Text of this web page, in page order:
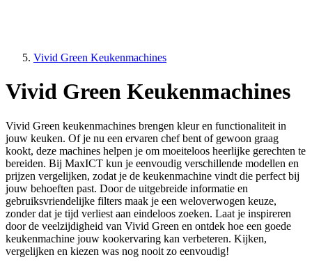
Vivid Green Keukenmachines
Vivid Green Keukenmachines
Vivid Green keukenmachines brengen kleur en functionaliteit in
jouw keuken. Of je nu een ervaren chef bent of gewoon graag
kookt, deze machines helpen je om moeiteloos heerlijke gerechten te
bereiden. Bij MaxICT kun je eenvoudig verschillende modellen en
prijzen vergelijken, zodat je de keukenmachine vindt die perfect bij
jouw behoeften past. Door de uitgebreide informatie en
gebruiksvriendelijke filters maak je een weloverwogen keuze,
zonder dat je tijd verliest aan eindeloos zoeken. Laat je inspireren
door de veelzijdigheid van Vivid Green en ontdek hoe een goede
keukenmachine jouw kookervaring kan verbeteren. Kijken,
vergelijken en kiezen was nog nooit zo eenvoudig!